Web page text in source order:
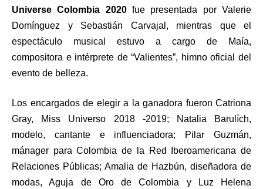
Universe Colombia 2020fue presentada por Valerie
Domínguez y Sebastián Carvajal, mientras que el
espectáculo musical estuvo a cargo de Maía,
compositora e intérprete de “Valientes”, himno oficial del
evento de belleza.
Los encargados de elegir a la ganadora fueron Catriona
Gray, Miss Universo 2018 -2019; Natalia Barulích,
modelo, cantante e influenciadora; Pilar Guzmán,
mánager para Colombia de la Red Iberoamericana de
Relaciones Públicas; Amalia de Hazbún, diseñadora de
modas, Aguja de Oro de Colombia y Luz Helena